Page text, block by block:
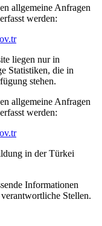
allgemeine Anfragen
werden:
liegen nur in
Statistiken, die in
stehen.
allgemeine Anfragen
werden:
in der Türkei
Informationen
Stellen.